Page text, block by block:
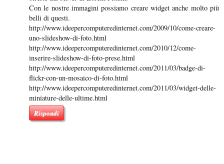
Con le nostre immagini possiamo creare widget anche molto più
belli di questi.
http://www.ideepercomputeredinternet.com/2009/10/come-creare-
uno-slideshow-di-foto.html
http://www.ideepercomputeredinternet.com/2010/12/come-
inserire-slideshow-di-foto-prese.html
http://www.ideepercomputeredinternet.com/2011/03/badge-di-
flickr-con-un-mosaico-di-foto.html
http://www.ideepercomputeredinternet.com/2011/03/widget-delle-
miniature-delle-ultime.html
Rispondi